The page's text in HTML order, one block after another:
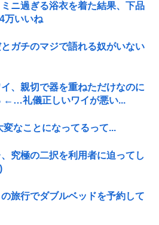
ミニ過ぎる浴衣を着た結果、下品
万いいね
ガチのマジで語れる奴がいない
イ、親切で器を重ねただけなのに
←…礼儀正しいワイが悪い...
なことになってるって...
、究極の二択を利用者に迫ってし
の旅行でダブルベッドを予約して